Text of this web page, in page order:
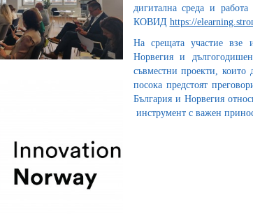
дигитална среда и
КОВИД https://
На срещата участие
Норвегия и
съвместни проекти,
посока предстоят
България и Норвегия
инструмент с важен